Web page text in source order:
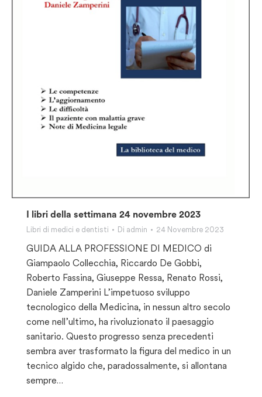
I libri della settimana 24 novembre 2023
Libri di medici e dentisti Di admin 24 Novembre 2023
GUIDA ALLA PROFESSIONE DI MEDICO di
Giampaolo Collecchia, Riccardo De Gobbi,
Roberto Fassina, Giuseppe Ressa, Renato Rossi,
Daniele Zamperini L’impetuoso sviluppo
tecnologico della Medicina, in nessun altro secolo
come nell’ultimo, ha rivoluzionato il paesaggio
sanitario. Questo progresso senza precedenti
sembra aver trasformato la figura del medico in un
tecnico algido che, paradossalmente, si allontana
sempre…